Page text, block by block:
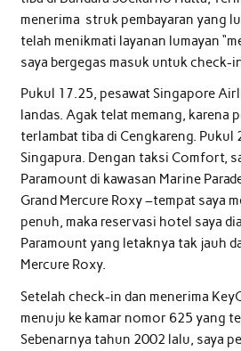
menerima struk pembayaran yang
telah menikmati layanan lumayan
saya bergegas masuk untuk check-
Pukul 17.25, pesawat Singapore
landas. Agak telat memang, karena
terlambat tiba di Cengkareng. Pukul
Singapura. Dengan taksi Comfort,
Paramount di kawasan Marine
Grand Mercure Roxy –tempat saya
penuh, maka reservasi hotel saya
Paramount yang letaknya tak jauh
Mercure Roxy.
Setelah check-in dan menerima
menuju ke kamar nomor 625 yang
Sebenarnya tahun 2002 lalu, saya